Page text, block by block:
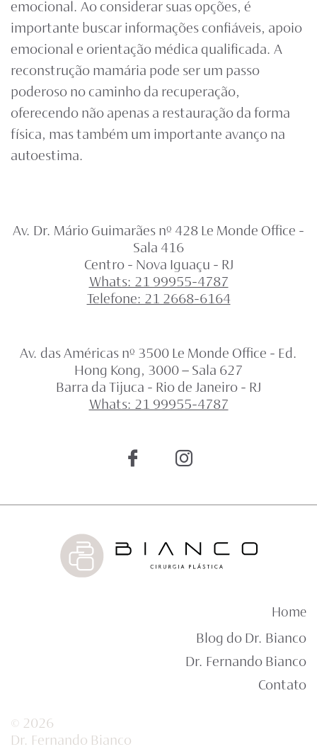
emocional. Ao considerar suas opções, é
importante buscar informações confiáveis, apoio
emocional e orientação médica qualificada. A
reconstrução mamária pode ser um passo
poderoso no caminho da recuperação,
oferecendo não apenas a restauração da forma
física, mas também um importante avanço na
autoestima.
Av. Dr. Mário Guimarães nº 428 Le Monde Office -
Sala 416
Centro - Nova Iguaçu - RJ
Whats: 21 99955-4787
Telefone: 21 2668-6164
Av. das Américas nº 3500 Le Monde Office - Ed.
Hong Kong, 3000 – Sala 627
Barra da Tijuca - Rio de Janeiro - RJ
Whats: 21 99955-4787
Home
Blog do Dr. Bianco
Dr. Fernando Bianco
Contato
© 2026
Dr. Fernando Bianco